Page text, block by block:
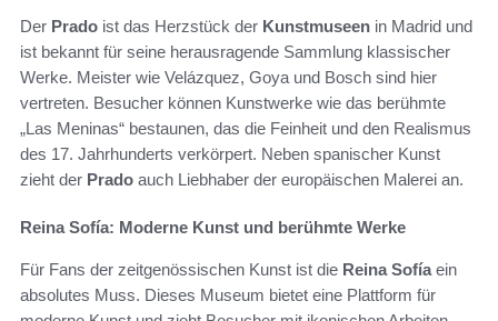
Der Prado ist das Herzstück der Kunstmuseen in Madrid und
ist bekannt für seine herausragende Sammlung klassischer
Werke. Meister wie Velázquez, Goya und Bosch sind hier
vertreten. Besucher können Kunstwerke wie das berühmte
„Las Meninas“ bestaunen, das die Feinheit und den Realismus
des 17. Jahrhunderts verkörpert. Neben spanischer Kunst
zieht der Prado auch Liebhaber der europäischen Malerei an.
Reina Sofía: Moderne Kunst und berühmte Werke
Für Fans der zeitgenössischen Kunst ist die Reina Sofíaein
absolutes Muss. Dieses Museum bietet eine Plattform für